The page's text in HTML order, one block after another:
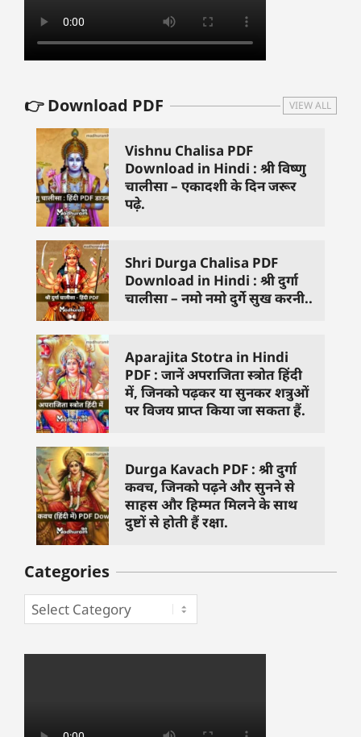
👉 Download PDF VIEW ALL
Vishnu Chalisa PDF
Download in Hindi : श्री विष्णु
चालीसा – एकादशी के दिन जरूर
पढ़े.
Shri Durga Chalisa PDF
Download in Hindi : श्री दुर्गा
चालीसा – नमो नमो दुर्गे सुख करनी..
Aparajita Stotra in Hindi
PDF : जानें अपराजिता स्त्रोत हिंदी
में, जिनको पढ़कर या सुनकर शत्रुओं
पर विजय प्राप्त किया जा सकता हैं.
Durga Kavach PDF : श्री दुर्गा
कवच, जिनको पढ़ने और सुनने से
साहस और हिम्मत मिलने के साथ
दुष्टों से होती हैं रक्षा.
Categories